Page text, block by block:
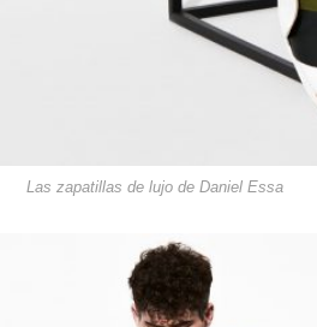
Las zapatillas de lujo de Daniel Essa